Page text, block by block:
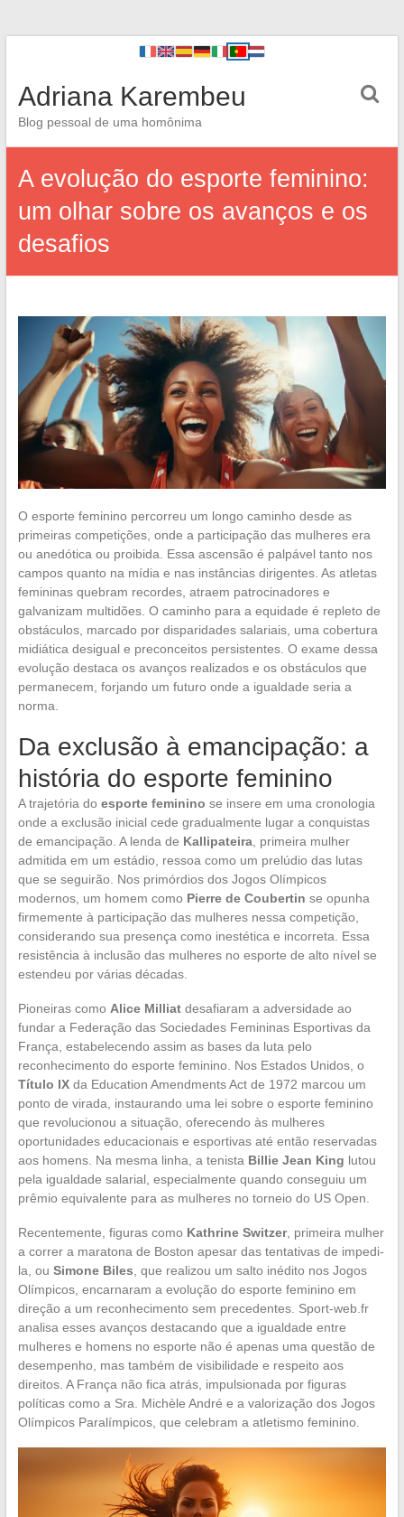
Adriana Karembeu
Blog pessoal de uma homônima
A evolução do esporte feminino:
um olhar sobre os avanços e os
desafios
O esporte feminino percorreu um longo caminho desde as
primeiras competições, onde a participação das mulheres era
ou anedótica ou proibida. Essa ascensão é palpável tanto nos
campos quanto na mídia e nas instâncias dirigentes. As atletas
femininas quebram recordes, atraem patrocinadores e
galvanizam multidões. O caminho para a equidade é repleto de
obstáculos, marcado por disparidades salariais, uma cobertura
midiática desigual e preconceitos persistentes. O exame dessa
evolução destaca os avanços realizados e os obstáculos que
permanecem, forjando um futuro onde a igualdade seria a
norma.
Da exclusão à emancipação: a
história do esporte feminino
A trajetória do esporte feminino se insere em uma cronologia
onde a exclusão inicial cede gradualmente lugar a conquistas
de emancipação. A lenda de Kallipateira, primeira mulher
admitida em um estádio, ressoa como um prelúdio das lutas
que se seguirão. Nos primórdios dos Jogos Olímpicos
modernos, um homem como Pierre de Coubertin se opunha
firmemente à participação das mulheres nessa competição,
considerando sua presença como inestética e incorreta. Essa
resistência à inclusão das mulheres no esporte de alto nível se
estendeu por várias décadas.
Pioneiras como Alice Milliatdesafiaram a adversidade ao
fundar a Federação das Sociedades Femininas Esportivas da
França, estabelecendo assim as bases da luta pelo
reconhecimento do esporte feminino. Nos Estados Unidos, o
Título IXda Education Amendments Act de 1972 marcou um
ponto de virada, instaurando uma lei sobre o esporte feminino
que revolucionou a situação, oferecendo às mulheres
oportunidades educacionais e esportivas até então reservadas
aos homens. Na mesma linha, a tenista Billie Jean King lutou
pela igualdade salarial, especialmente quando conseguiu um
prêmio equivalente para as mulheres no torneio do US Open.
Recentemente, figuras como Kathrine Switzer, primeira mulher
a correr a maratona de Boston apesar das tentativas de impedi-
la, ou Simone Biles , que realizou um salto inédito nos Jogos
Olímpicos, encarnaram a evolução do esporte feminino em
direção a um reconhecimento sem precedentes. Sport-web.fr
analisa esses avanços destacando que a igualdade entre
mulheres e homens no esporte não é apenas uma questão de
desempenho, mas também de visibilidade e respeito aos
direitos. A França não fica atrás, impulsionada por figuras
políticas como a Sra. Michèle André e a valorização dos Jogos
Olímpicos Paralímpicos, que celebram a atletismo feminino.